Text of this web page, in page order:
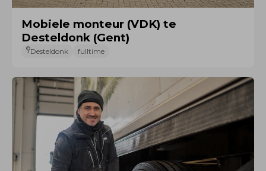
Mobiele monteur (VDK) te
Desteldonk (Gent)
Desteldonk fulltime